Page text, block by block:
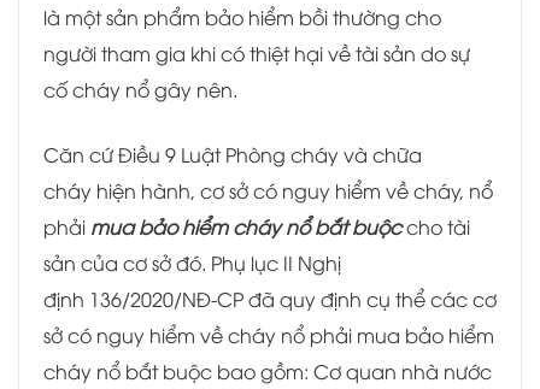
là một sản phẩm bảo hiểm bồi thường cho
người tham gia khi có thiệt hại về tài sản do sự
cố cháy nổ gây nên.
Căn cứ Điều 9 Luật Phòng cháy và chữa
cháy hiện hành, cơ sở có nguy hiểm về cháy, nổ
phải mua bảo hiểm cháy nổ bắt buộccho tài
sản của cơ sở đó. Phụ lục II Nghị
định 136/2020/NĐ-CP đã quy định cụ thể các cơ
sở có nguy hiểm về cháy nổ phải mua bảo hiểm
cháy nổ bắt buộc bao gồm: Cơ quan nhà nước